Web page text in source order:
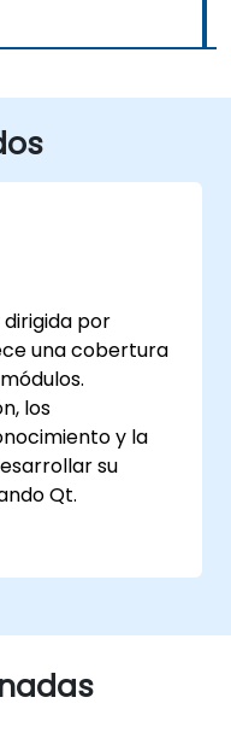
por
una cobertura
los
y la
su
Qt.